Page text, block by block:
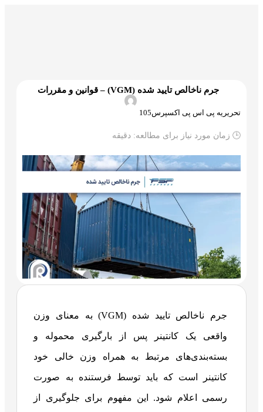
جرم ناخالص تایید شده (VGM) – قوانین و مقررات
تحریریه پی اس پی اکسپرس105
🕒 زمان مورد نیاز برای مطالعه: دقیقه
جرم ناخالص تایید شده (VGM) به معنای وزن
واقعی یک کانتینر پس از بارگیری محموله و
بسته‌بندی‌های مرتبط به همراه وزن خالی خود
کانتینر است که باید توسط فرستنده به صورت
رسمی اعلام شود. این مفهوم برای جلوگیری از